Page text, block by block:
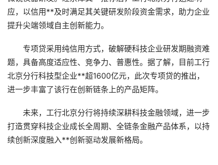
应，以信用**及时满足其关键研发阶段资金需求，助力企业
提升尖端领域自主创新能力。
专项贷采用纯信用方式，破解硬科技企业研发期融资难
题，具备高度适应性、竞争力、普惠性。据了解，目前工行
北京分行科技型企业**超1600亿元，此次专项贷的推出，
进一步丰富了该行在创新链条上的产品矩阵。
未来，工行北京分行将持续深耕科技金融领域，进一步
打造贯穿科技企业成长全周期、全链条金融产品体系，以持
续创新深度融入**创新驱动发展新格局。